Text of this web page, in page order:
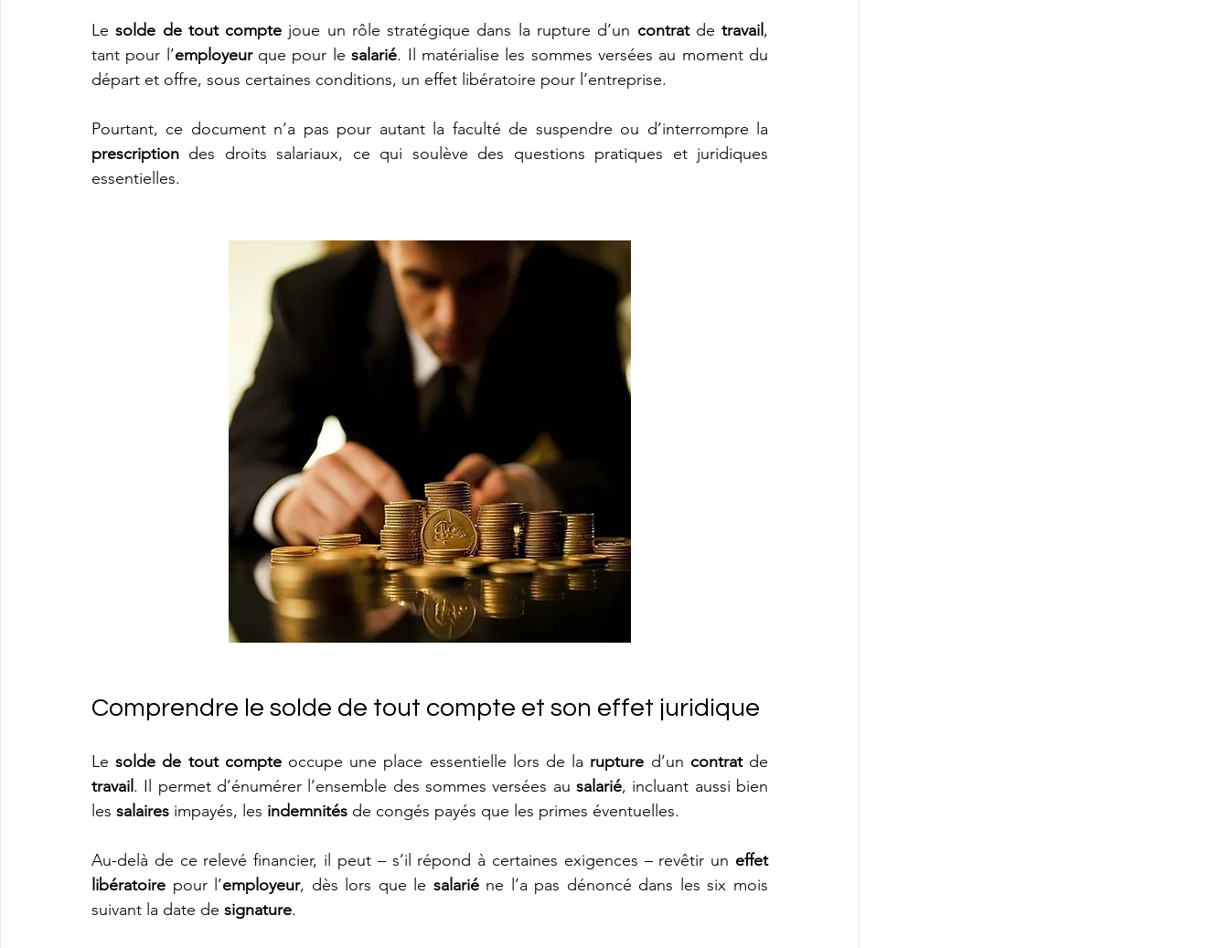
Le solde de tout compte joue un rôle stratégique dans la rupture d’un contrat de travail ,
tant pour l’employeur que pour le salarié. Il matérialise les sommes versées au moment du
départ et offre, sous certaines conditions, un effet libératoire pour l’entreprise.
prescription des droits salariaux, ce qui soulève des questions pratiques et juridiques
essentielles.
Comprendre le solde de tout compte et son effet juridique
Le solde de tout compte occupe une place essentielle lors de la rupture d’un contrat
travail . Il permet d’énumérer l’ensemble des sommes versées au salarié, incluant aussi bien
les salaires impayés, les indemnités de congés payés que les primes éventuelles.
Au-delà de ce relevé financier, il peut – s’il répond à certaines exigences – revêtir un effet
libératoire pour l’employeur, dès lors que le salarié ne l’a pas dénoncé dans les six mois
suivant la date de signature.